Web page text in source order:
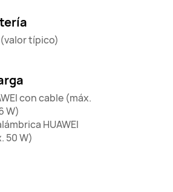
típico)
con cable (máx.
W)
50 W)